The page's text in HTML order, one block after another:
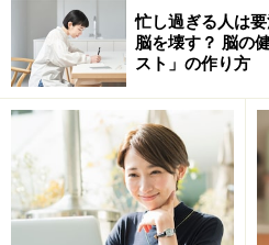
一晩の間に4～5回交互に訪れ
忙し過ぎる人は
脳を壊す？ 脳の
スト」の作り方